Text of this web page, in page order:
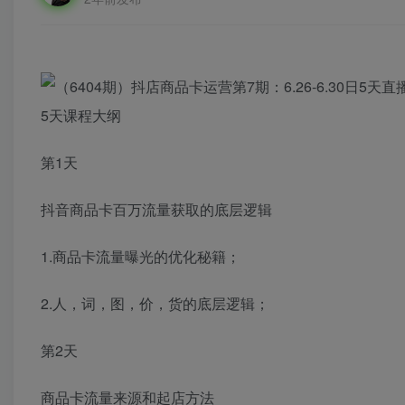
5天课程大纲
第1天
抖音商品卡百万流量获取的底层逻辑
1.商品卡流量曝光的优化秘籍；
2.人，词，图，价，货的底层逻辑；
第2天
商品卡流量来源和起店方法